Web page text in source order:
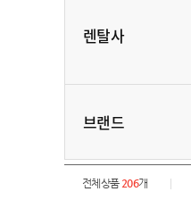
렌탈사
브랜드
전체상품 206개